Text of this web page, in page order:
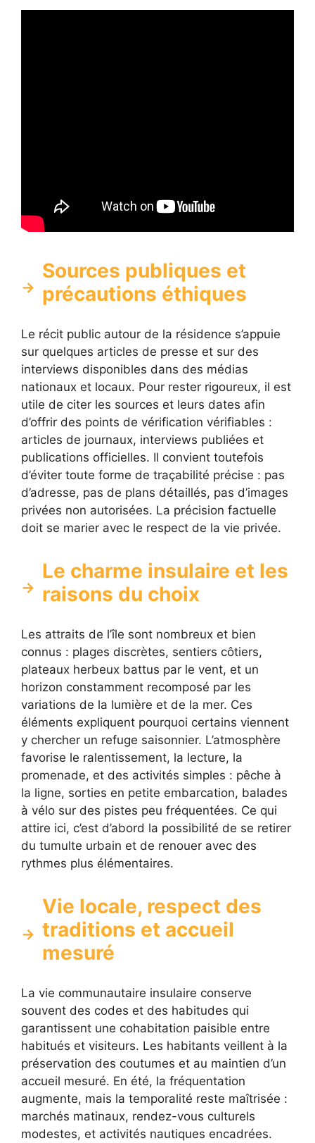
Sources publiques et
précautions éthiques
Le récit public autour de la résidence s’appuie
sur quelques articles de presse et sur des
interviews disponibles dans des médias
nationaux et locaux. Pour rester rigoureux, il est
utile de citer les sources et leurs dates afin
d’offrir des points de vérification vérifiables :
articles de journaux, interviews publiées et
publications officielles. Il convient toutefois
d’éviter toute forme de traçabilité précise : pas
d’adresse, pas de plans détaillés, pas d’images
privées non autorisées. La précision factuelle
doit se marier avec le respect de la vie privée.
Le charme insulaire et les
raisons du choix
Les attraits de l’île sont nombreux et bien
connus : plages discrètes, sentiers côtiers,
plateaux herbeux battus par le vent, et un
horizon constamment recomposé par les
variations de la lumière et de la mer. Ces
éléments expliquent pourquoi certains viennent
y chercher un refuge saisonnier. L’atmosphère
favorise le ralentissement, la lecture, la
promenade, et des activités simples : pêche à
la ligne, sorties en petite embarcation, balades
à vélo sur des pistes peu fréquentées. Ce qui
attire ici, c’est d’abord la possibilité de se retirer
du tumulte urbain et de renouer avec des
rythmes plus élémentaires.
Vie locale, respect des
traditions et accueil
mesuré
La vie communautaire insulaire conserve
souvent des codes et des habitudes qui
garantissent une cohabitation paisible entre
habitués et visiteurs. Les habitants veillent à la
préservation des coutumes et au maintien d’un
accueil mesuré. En été, la fréquentation
augmente, mais la temporalité reste maîtrisée :
marchés matinaux, rendez-vous culturels
modestes, et activités nautiques encadrées.